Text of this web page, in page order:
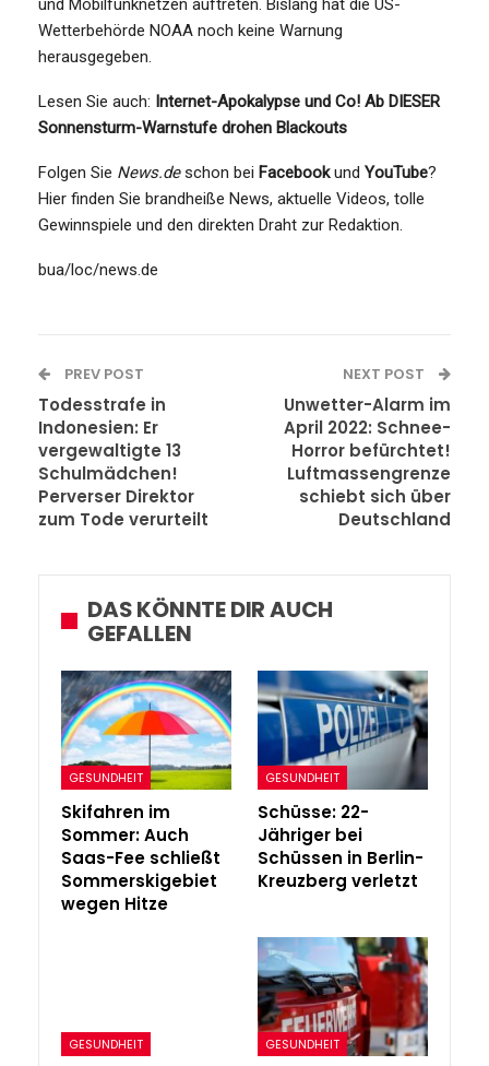
und Mobilfunknetzen auftreten. Bislang hat die US-
Wetterbehörde NOAA noch keine Warnung
herausgegeben.
Lesen Sie auch: Internet-Apokalypse und Co! Ab DIESER
Sonnensturm-Warnstufe drohen Blackouts
Folgen Sie News.deschon bei Facebookund YouTube?
Hier finden Sie brandheiße News, aktuelle Videos, tolle
Gewinnspiele und den direkten Draht zur Redaktion.
bua/loc/news.de
PREV POST
Todesstrafe in
Indonesien: Er
vergewaltigte 13
Schulmädchen!
Perverser Direktor
zum Tode verurteilt
NEXT POST
Unwetter-Alarm im
April 2022: Schnee-
Horror befürchtet!
Luftmassengrenze
schiebt sich über
Deutschland
DAS KÖNNTE DIR AUCH
GEFALLEN
GESUNDHEIT
Skifahren im
Sommer: Auch
Saas-Fee schließt
Sommerskigebiet
wegen Hitze
GESUNDHEIT
Schüsse: 22-
Jähriger bei
Schüssen in Berlin-
Kreuzberg verletzt
GESUNDHEIT GESUNDHEIT